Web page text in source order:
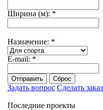
Ширина (м): *
Назначение: *
E-mail: *
Отправить Сброс
Задать вопрос Сделать заказ
Последние проекты